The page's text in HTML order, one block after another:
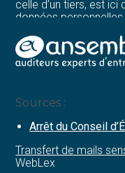
Aller
au
celle d’un tiers, est
données personnelles
Dès lors, la salariée,
attachés à une telle
a bien commis une
Sources :
Arrêt du Conseil
Transfert de mails
WebLex